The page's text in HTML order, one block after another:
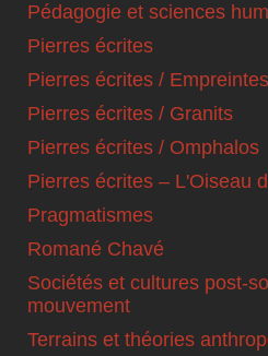
Pédagogie et sciences
Pierres écrites
Pierres écrites / Empreintes
Pierres écrites / Granits
Pierres écrites / Omphalos
Pierres écrites – L'Oiseau
Pragmatismes
Romané Chavé
Sociétés et cultures post-
mouvement
Terrains et théories